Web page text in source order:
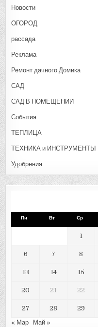
Новости
ОГОРОД
рассада
Реклама
Ремонт дачного Домика
САД
САД В ПОМЕЩЕНИИ
События
ТЕПЛИЦА
ТЕХНИКА и ИНСТРУМЕНТЫ
Удобрения
Пн Вт Ср
1
6 7 8
13 14 15
20 21 22
27 28 29
« Мар
Май »